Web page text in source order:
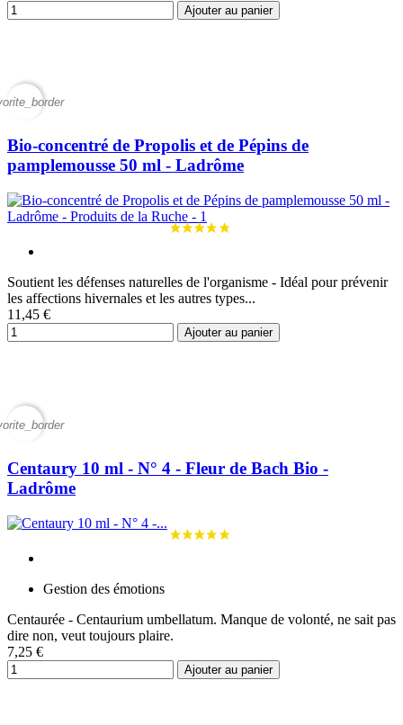
Ajouter au panier
Bio-concentré de Propolis et de Pépins de
pamplemousse 50 ml - Ladrôme
Soutient les défenses naturelles de l'organisme - Idéal pour prévenir
les affections hivernales et les autres types...
11,45 €
Ajouter au panier
Centaury 10 ml - N° 4 - Fleur de Bach Bio -
Ladrôme
Gestion des émotions
Centaurée - Centaurium umbellatum. Manque de volonté, ne sait pas
dire non, veut toujours plaire.
7,25 €
Ajouter au panier